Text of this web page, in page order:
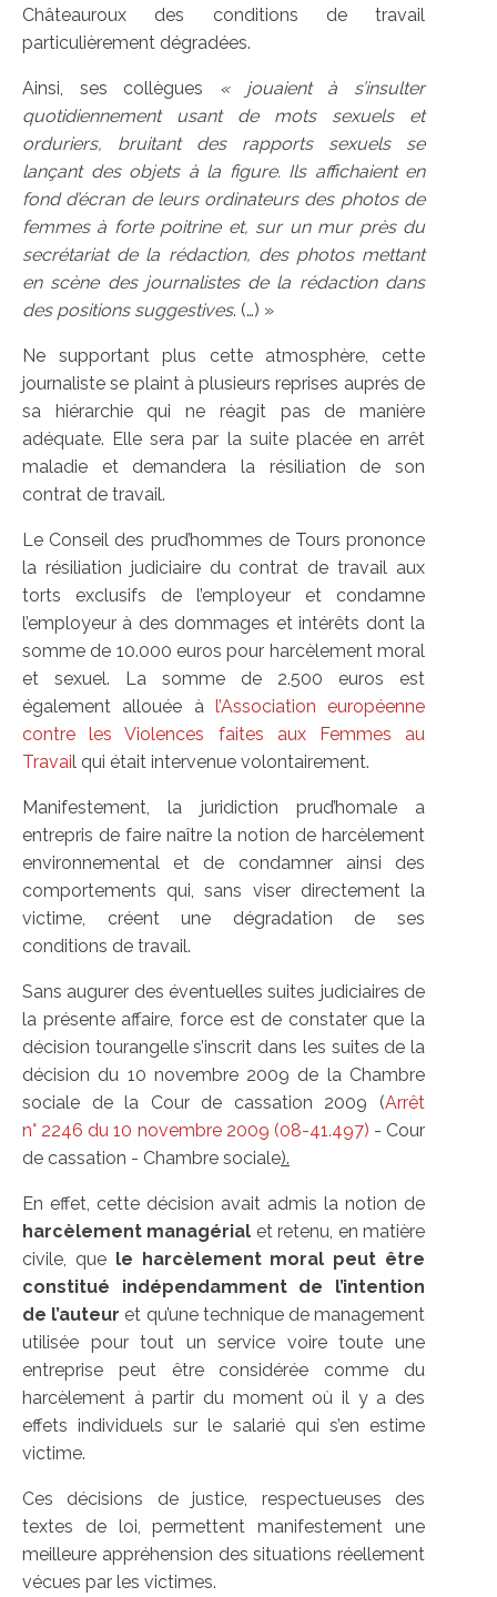
Châteauroux des conditions de travail
particulièrement dégradées.
Ainsi, ses collègues « jouaient à s’insulter
quotidiennement usant de mots sexuels et
orduriers, bruitant des rapports sexuels se
lançant des objets à la figure. Ils affichaient en
fond d’écran de leurs ordinateurs des photos de
femmes à forte poitrine et, sur un mur près du
secrétariat de la rédaction, des photos mettant
en scène des journalistes de la rédaction dans
des positions suggestives. (…) »
Ne supportant plus cette atmosphère, cette
journaliste se plaint à plusieurs reprises auprès de
sa hiérarchie qui ne réagit pas de manière
adéquate. Elle sera par la suite placée en arrêt
maladie et demandera la résiliation de son
contrat de travail.
Le Conseil des prud’hommes de Tours prononce
la résiliation judiciaire du contrat de travail aux
torts exclusifs de l’employeur et condamne
l’employeur à des dommages et intérêts dont la
somme de 10.000 euros pour harcèlement moral
et sexuel. La somme de 2.500 euros est
également allouée à l’Association européenne
contre les Violences faites aux Femmes au
Travail qui était intervenue volontairement.
Manifestement, la juridiction prud’homale a
entrepris de faire naître la notion de harcèlement
environnemental et de condamner ainsi des
comportements qui, sans viser directement la
victime, créent une dégradation de ses
conditions de travail.
Sans augurer des éventuelles suites judiciaires de
la présente affaire, force est de constater que la
décision tourangelle s’inscrit dans les suites de la
décision du 10 novembre 2009 de la Chambre
sociale de la Cour de cassation 2009 (Arrêt
n° 2246 du 10 novembre 2009 (08-41.497) - Cour
de cassation - Chambre sociale).
En effet, cette décision avait admis la notion de
harcèlement managérial et retenu, en matière
civile, que le harcèlement moral peut être
constitué indépendamment de l’intention
de l’auteur et qu’une technique de management
utilisée pour tout un service voire toute une
entreprise peut être considérée comme du
harcèlement à partir du moment où il y a des
effets individuels sur le salarié qui s’en estime
victime.
Ces décisions de justice, respectueuses des
textes de loi, permettent manifestement une
meilleure appréhension des situations réellement
vécues par les victimes.